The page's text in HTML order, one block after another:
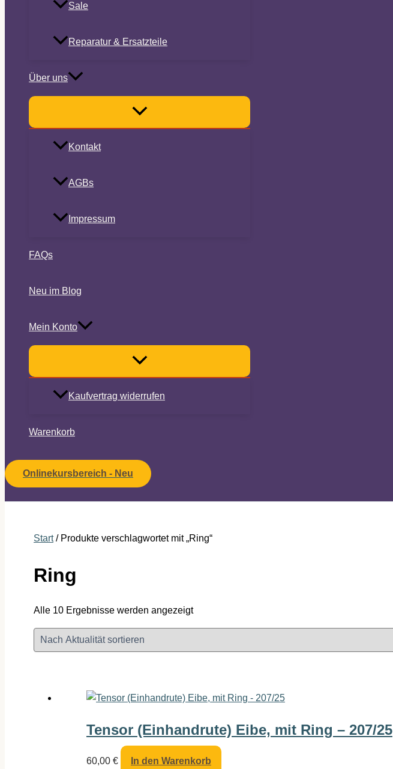
Sale
Reparatur & Ersatzteile
Über uns
Kontakt
AGBs
Impressum
FAQs
Neu im Blog
Mein Konto
Kaufvertrag widerrufen
Warenkorb
Onlinekursbereich - Neu
Start/ Produkte verschlagwortet mit „Ring“
Ring
Alle 10 Ergebnisse werden angezeigtNach
Tensor (Einhandrute) Eibe, mit Ring – 207/25
60,00 € In den Warenkorb